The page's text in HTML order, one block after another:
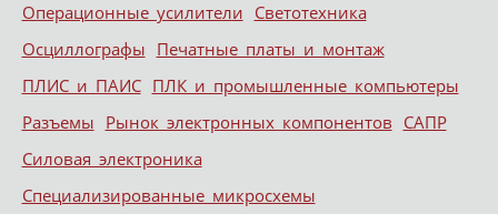
Операционные усилители Светотехника
Осциллографы Печатные платы и монтаж
ПЛИС и ПАИС ПЛК и промышленные компьютеры
Разъемы Рынок электронных компонентов САПР
Силовая электроника
Специализированные микросхемы